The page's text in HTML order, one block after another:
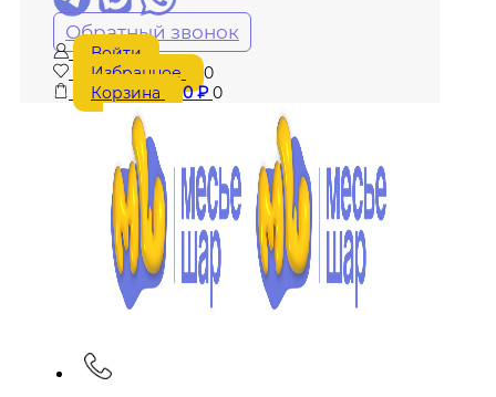
Обратный звонок
Войти
Избранное
0
Корзина
0₽ 0